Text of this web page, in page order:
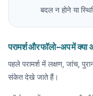
बदल न होने या
परामर्श और फॉलो-अप में क्या
पहले परामर्श में लक्षण, जांच,
संकेत देखे जाते हैं।